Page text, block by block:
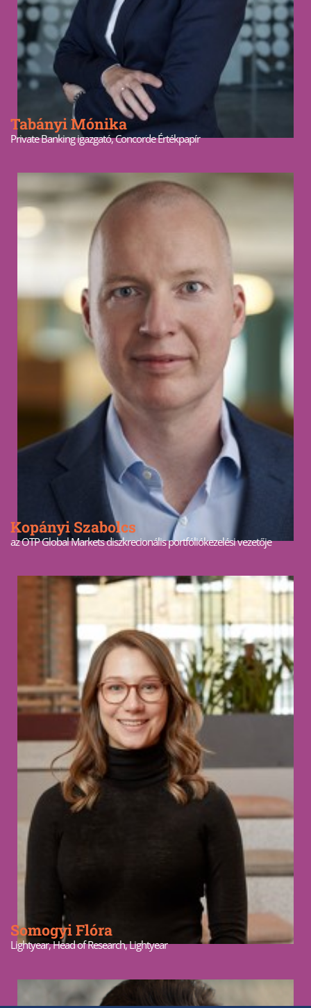
Tabányi Mónika
Private Banking igazgató, Concorde Értékpapír
Kopányi Szabolcs
az OTP Global Markets diszkrecionális portfóliókezelési vezetője
Somogyi Flóra
Lightyear, Head of Research, Lightyear